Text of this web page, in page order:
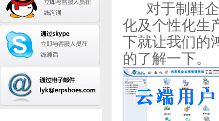
对于制鞋企
化及个性化生
下就让我们的
的了解一下。